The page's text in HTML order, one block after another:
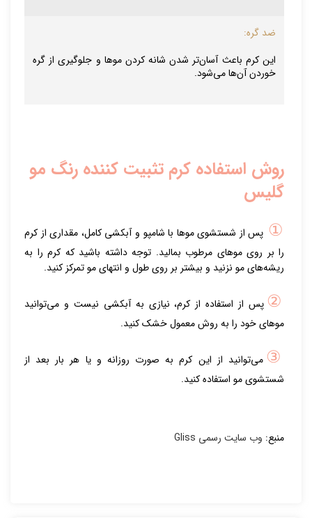
ضد گره:
این کرم باعث آسان‌تر شدن شانه کردن موها و جلوگیری از گره
خوردن آن‌ها می‌شود.
روش استفاده کرم تثبیت کننده رنگ مو
گلیس
① پس از شستشوی موها با شامپو و آبکشی کامل، مقداری از کرم
را بر روی موهای مرطوب بمالید. توجه داشته باشید که کرم را به
ریشه‌های مو نزنید و بیشتر بر روی طول و انتهای مو تمرکز کنید.
② پس از استفاده از کرم، نیازی به آبکشی نیست و می‌توانید
موهای خود را به روش معمول خشک کنید.
③ می‌توانید از این کرم به صورت روزانه و یا هر بار بعد از
شستشوی مو استفاده کنید.
منبع: وب سایت رسمی Gliss